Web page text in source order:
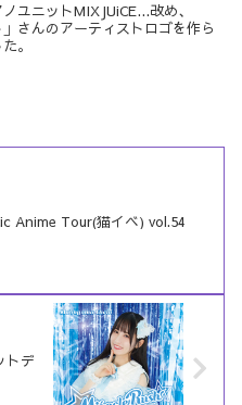
ユニットMIXJUiCE...改め、
」さんのアーティストロゴを作ら
。
Anime Tour(猫イベ) vol.54
トデ